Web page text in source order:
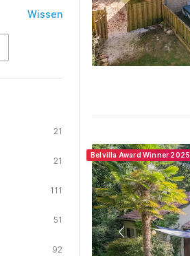
Wissen
21
21
111
51
92
Belvilla Award Winner 2025